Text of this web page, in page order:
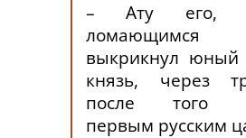
– Ату его,
ломающимся
выкрикнул юный
князь, через
после того
первым русским